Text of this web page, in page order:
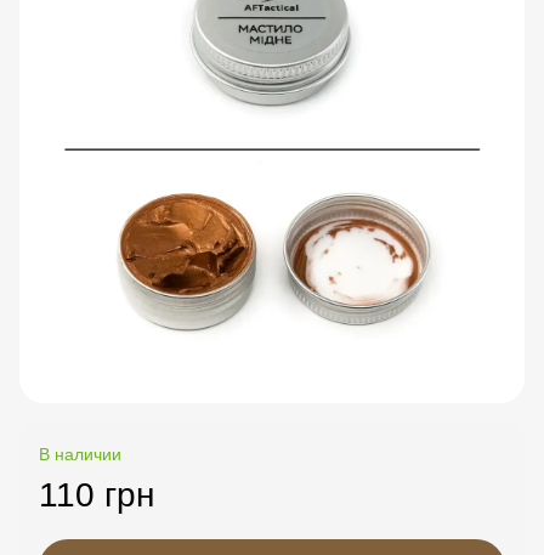
В наличии
110 грн